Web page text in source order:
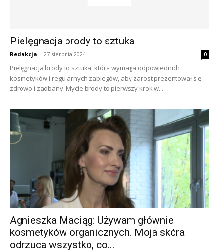
Pielęgnacja brody to sztuka
Redakcja - 27 sierpnia 2024 0
Pielęgnacja brody to sztuka, która wymaga odpowiednich
kosmetyków i regularnych zabiegów, aby zarost prezentował się
zdrowo i zadbany. Mycie brody to pierwszy krok w...
Agnieszka Maciąg: Używam głównie
kosmetyków organicznych. Moja skóra
odrzuca wszystko, co...